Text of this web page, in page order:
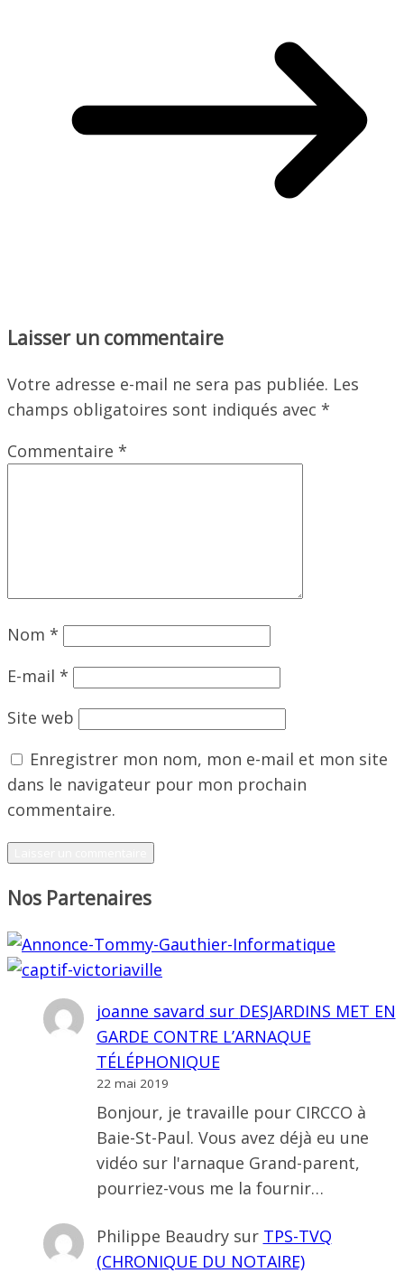
Laisser un commentaire
Votre adresse e-mail ne sera pas publiée. Les
champs obligatoires sont indiqués avec *
Commentaire *
Nom *
E-mail *
Site web
Enregistrer mon nom, mon e-mail et mon site
dans le navigateur pour mon prochain
commentaire.
Nos Partenaires
joanne savard sur DESJARDINS MET EN
GARDE CONTRE L’ARNAQUE
TÉLÉPHONIQUE
22 mai 2019
Bonjour, je travaille pour CIRCCO à
Baie-St-Paul. Vous avez déjà eu une
vidéo sur l'arnaque Grand-parent,
pourriez-vous me la fournir…
Philippe Beaudrysur TPS-TVQ
(CHRONIQUE DU NOTAIRE)